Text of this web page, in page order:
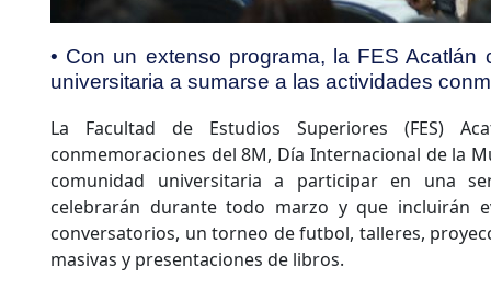
• Con un extenso programa, la FES Acatlán
universitaria a sumarse a las actividades
La Facultad de Estudios Superiores (FES)
conmemoraciones del 8M, Día Internacional de la
comunidad universitaria a participar en una
celebrarán durante todo marzo y que incluirán
conversatorios, un torneo de futbol, talleres,
masivas y presentaciones de libros.